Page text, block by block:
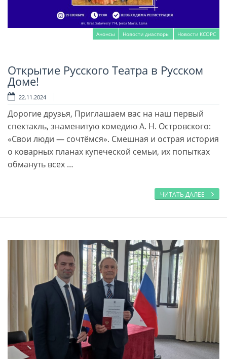
Анонсы Новости диаспоры Новости КСОРС
Читать далее
Открытие Русского Театра в Русском
Доме!
22.11.2024
Дорогие друзья, Приглашаем вас на наш первый
спектакль, знаменитую комедию А. Н. Островского:
«Свои люди — сочтёмся». Смешная и острая история
о коварных планах купеческой семьи, их попытках
обмануть всех …
ЧИТАТЬ ДАЛЕЕ